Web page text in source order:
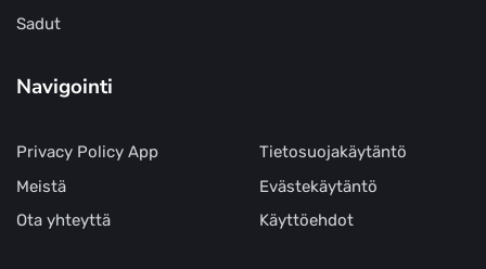
Sadut
Navigointi
Privacy Policy App
Meistä
Ota yhteyttä
Tietosuojakäytäntö
Evästekäytäntö
Käyttöehdot